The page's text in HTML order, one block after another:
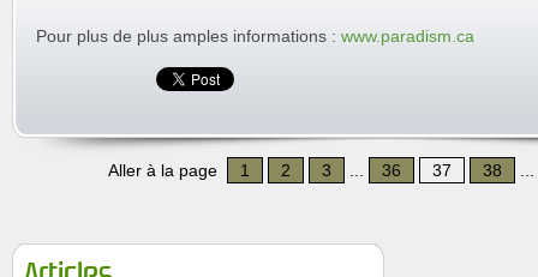
Pour plus de plus amples informations : www.paradism.ca
Aller à la page 1 2 3 36 37 38